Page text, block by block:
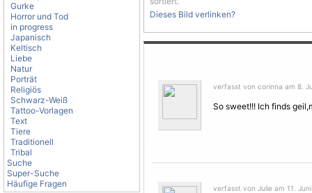
Gurke
Horror und Tod
in progress
Japanisch
Keltisch
Liebe
Natur
Porträt
Religiös
Schwarz-Weiß
Tattoo-Vorlagen
Text
Tiere
Traditionell
Tribal
Suche
Super-Suche
Häufige Fragen
Dieses Bild verlinken?
verfasst von corinna am 8.
So sweet!!! Ich finds
verfasst von Julie am 11.